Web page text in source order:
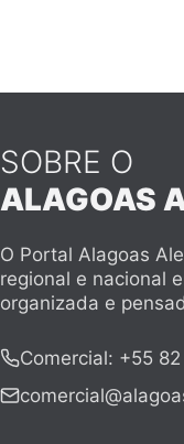
SOBRE O
ALAGOAS
O Portal Alagoas
regional e nacional
organizada e
Comercial: +55